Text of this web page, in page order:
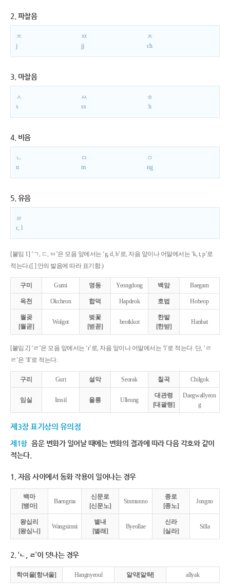
2. 파찰음
ㅈ
j
ㅉ
jj
ㅊ
ch
3. 마찰음
ㅅ
s
ㅆ
ss
ㅎ
h
4. 비음
ㄴ
n
ㅁ
m
ㅇ
ng
5. 유음
ㄹ
r, l
[붙임 1] ‘ㄱ, ㄷ, ㅂ’은 모음 앞에서는 ‘g, d, b’로, 자음 앞이나 어말에서는 ‘k, t, p’로
적는다.([ ] 안의 발음에 따라 표기함.)
구미 Gumi 영동 Yeongdong 백암 Baegam
옥천 Okcheon 합덕 Hapdeok 호법 Hobeop
월곶
[월곧]
Wolgot
벚꽃
[벋꼳]
beotkkot
한밭
[한받]
Hanbat
[붙임 2] ‘ㄹ’은 모음 앞에서는 ‘r’로, 자음 앞이나 어말에서는 ‘l’로 적는다. 단, ‘ㄹ
ㄹ’은 ‘ll’로 적는다.
구리 Guri 설악 Seorak 칠곡 Chilgok
임실 Imsil 울릉 Ulleung
대관령
[대괄령]
Daegwallyeon
g
제3장 표기상의 유의점
제1항 음운 변화가 일어날 때에는 변화의 결과에 따라 다음 각호와 같이
적는다.
1. 자음 사이에서 동화 작용이 일어나는 경우
백마
[뱅마]
Baengma
신문로
[신문노]
Sinmunno
종로
[종노]
Jongno
왕십리
[왕심니]
Wangsimni
별내
[별래]
Byeollae
신라
[실라]
Silla
2. ‘ㄴ, ㄹ’이 덧나는 경우
학여울[항녀울] Hangnyeoul 알약[알략] allyak